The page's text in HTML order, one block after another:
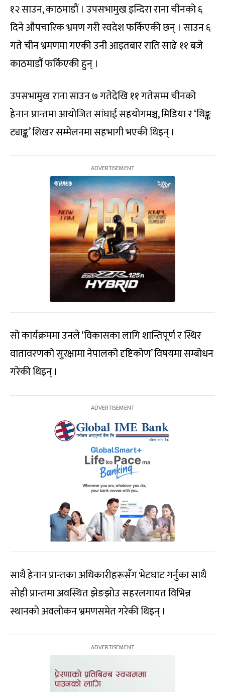
१२ साउन, काठमाडौं । उपसभामुख इन्दिरा राना चीनको ६
दिने औपचारिक भ्रमण गरी स्वदेश फर्किएकी छन् । साउन ६
गते चीन भ्रमणमा गएकी उनी आइतबार राति साढे ११ बजे
काठमाडौं फर्किएकी हुन् ।
उपसभामुख राना साउन ७ गतेदेखि ११ गतेसम्म चीनको
हेनान प्रान्तमा आयोजित सांघाई सहयोगमञ्च, मिडिया र ‘थिङ्क
ट्याङ्क’ शिखर सम्मेलनमा सहभागी भएकी थिइन् ।
सो कार्यक्रममा उनले ‘विकासका लागि शान्तिपूर्ण र स्थिर
वातावरणको सुरक्षामा नेपालको दृष्टिकोण’ विषयमा सम्बोधन
गरेकी थिइन् ।
साथै हेनान प्रान्तका अधिकारीहरूसँग भेटघाट गर्नुका साथै
सोही प्रान्तमा अवस्थित झेङझोउ सहरलगायत विभिन्न
स्थानको अवलोकन भ्रमणसमेत गरेकी थिइन् ।